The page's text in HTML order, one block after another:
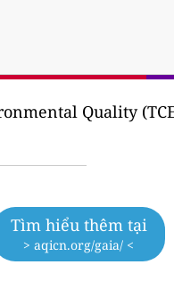
Quality
Tìm hiểu thêm tại
> aqicn.org/gaia/ <